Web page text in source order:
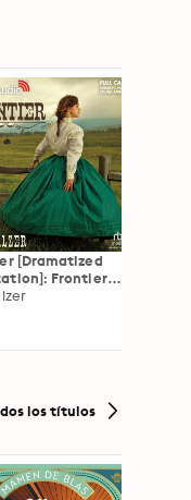
[Dramatized
Frontier
1
los títulos